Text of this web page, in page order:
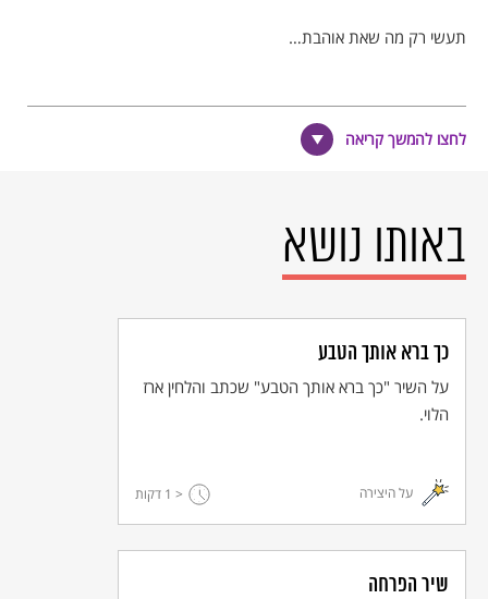
תעשי רק מה שאת אוהבת…
יום אחד יבוא מי שחיכית לו
עם מה שאת אוהבת בו.
© כל הזכויות שמורות למחבר ול
לחצו להמשך קריאה
באותו נושא
כך ברא אותך הטבע
על השיר "כך ברא אותך הטבע" שכתב והלחין ארז
הלוי.
על היצירה < 1 דקות
שיר הפרחה